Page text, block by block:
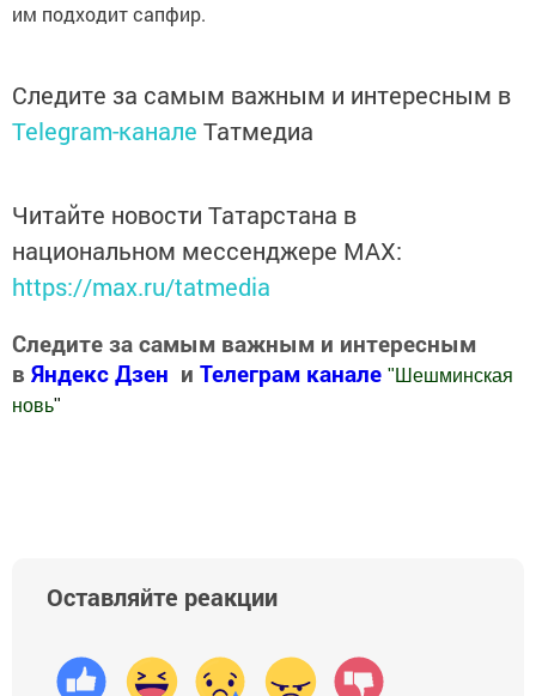
им подходит сапфир.
Следите за самым важным и интересным в
Telegram-канале Татмедиа
Читайте новости Татарстана в
национальном мессенджере MАХ:
https://max.ru/tatmedia
Следите за самым важным и интересным
в Яндекс Дзен и Телеграм канале " Шешминская
новь"
Оставляйте реакции